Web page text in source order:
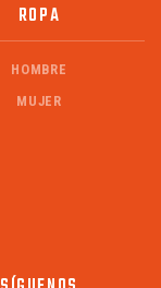
ROPA
HOMBRE
MUJER